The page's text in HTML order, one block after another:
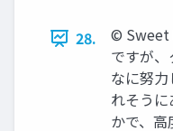
28.
© Sweet
ですが
なに努
れそう
かで、